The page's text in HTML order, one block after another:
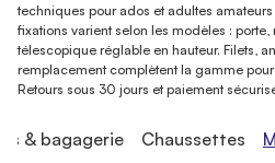
techniques pour ados et adultes
fixations varient selon les modèles : porte,
télescopique réglable en hauteur. Filets,
remplacement complètent la gamme
Retours sous 30 jours et paiement
& bagagerie Chaussettes